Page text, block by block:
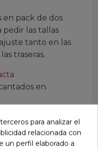
en pack de dos
pedir las tallas
tanto en las
traseras.
en
contactar con
para analizar el
relacionada con
un perfil elaborado a